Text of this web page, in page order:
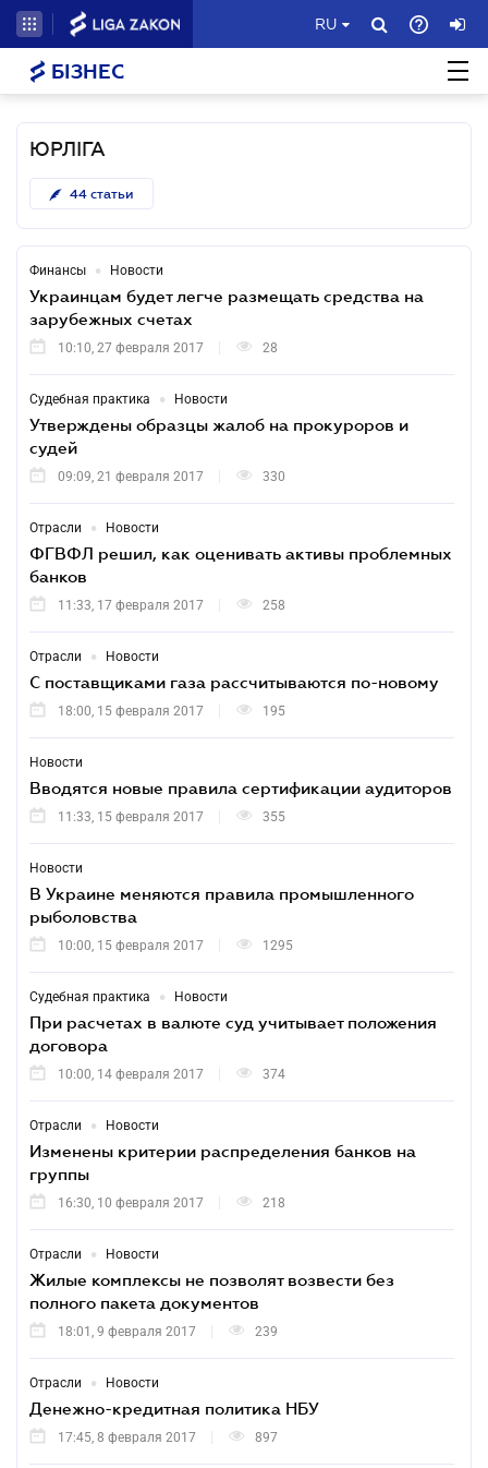
RU
БІЗНЕС
ЮРЛІГА
44 статьи
Финансы • Новости
Украинцам будет легче размещать средства на
зарубежных счетах
10:10, 27 февраля 2017 28
Судебная практика • Новости
Утверждены образцы жалоб на прокуроров и
судей
09:09, 21 февраля 2017 330
Отрасли • Новости
ФГВФЛ решил, как оценивать активы проблемных
банков
11:33, 17 февраля 2017 258
Отрасли • Новости
С поставщиками газа рассчитываются по-новому
18:00, 15 февраля 2017 195
Новости
Вводятся новые правила сертификации аудиторов
11:33, 15 февраля 2017 355
Новости
В Украине меняются правила промышленного
рыболовства
10:00, 15 февраля 2017 1295
Судебная практика • Новости
При расчетах в валюте суд учитывает положения
договора
10:00, 14 февраля 2017 374
Отрасли • Новости
Изменены критерии распределения банков на
группы
16:30, 10 февраля 2017 218
Отрасли • Новости
Жилые комплексы не позволят возвести без
полного пакета документов
18:01, 9 февраля 2017 239
Отрасли • Новости
Денежно-кредитная политика НБУ
17:45, 8 февраля 2017 897